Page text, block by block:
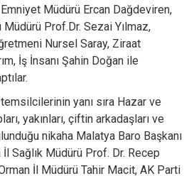
Emniyet Müdürü Ercan Dağdeviren,
Prof.Dr. Sezai Yılmaz,
Nursel Saray, Ziraat
İş İnsanı Şahin Doğan ile
yanı sıra Hazar ve
yakınları, çiftin arkadaşları ve
nikaha Malatya Baro Başkanı
Sağlık Müdürü Prof. Dr. Recep
İl Müdürü Tahir Macit, AK Parti